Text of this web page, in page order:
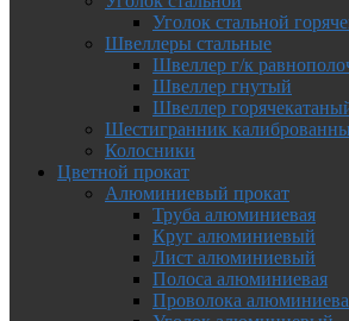
Уголок стальной
Швеллеры стальные
Швеллер г/к
Швеллер гнутый
Швеллер
Шестигранник
Колосники
Цветной прокат
Алюминиевый прокат
Труба алюминиевая
Круг алюминиевый
Лист алюминиевый
Полоса алюминиевая
Проволока